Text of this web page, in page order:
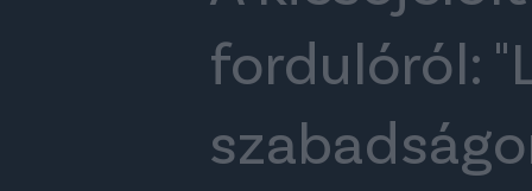
fordulóról: